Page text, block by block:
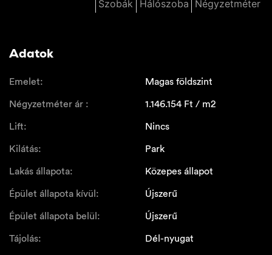
Szobák Hálószoba Négyzetméter
Adatok
Emelet: Magas földszint
Négyzetméter ár : 1.146.154 Ft / m2
Lift: Nincs
Kilátás: Park
Lakás állapota: Közepes állapot
Épület állapota kívül: Újszerű
Épület állapota belül: Újszerű
Tájolás: Dél-nyugat